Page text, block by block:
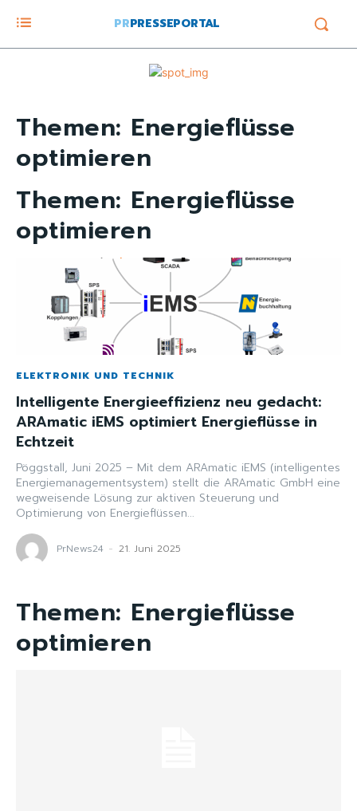
PRPRESSEPORTAL
Themen: Energieflüsse
optimieren
Themen: Energieflüsse
optimieren
ELEKTRONIK UND TECHNIK
Intelligente Energieeffizienz neu gedacht:
ARAmatic iEMS optimiert Energieflüsse in
Echtzeit
Pöggstall, Juni 2025 – Mit dem ARAmatic iEMS (intelligentes
Energiemanagementsystem) stellt die ARAmatic GmbH eine
wegweisende Lösung zur aktiven Steuerung und
Optimierung von Energieflüssen...
PrNews24 - 21. Juni 2025
Themen: Energieflüsse
optimieren